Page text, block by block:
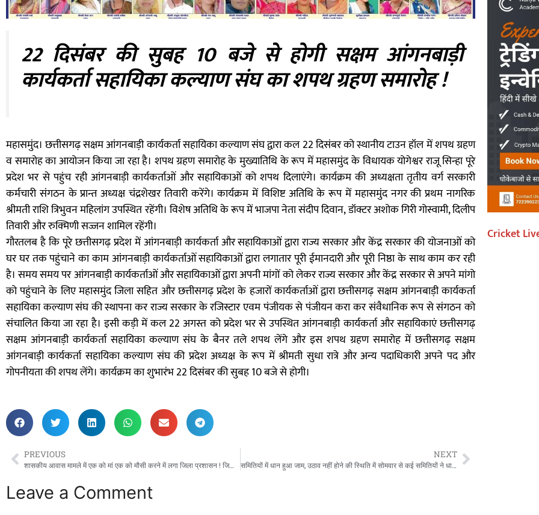
22 दिसंबर की सुबह 10 बजे से होगी सक्षम आंगनबाड़ी
कार्यकर्ता सहायिका कल्याण संघ का शपथ ग्रहण समारोह !
महासमुंद। छत्तीसगढ़ सक्षम आंगनबाड़ी कार्यकर्ता सहायिका कल्याण संघ द्वारा कल 22 दिसंबर को स्थानीय टाउन हॉल में शपथ ग्रहण
व समारोह का आयोजन किया जा रहा है। शपथ ग्रहण समारोह के मुख्यातिथि के रूप में महासमुंद के विधायक योगेश्वर राजू सिन्हा पूरे
प्रदेश भर से पहुंच रही आंगनबाड़ी कार्यकर्ताओं और सहायिकाओं को शपथ दिलाएंगे। कार्यक्रम की अध्यक्षता तृतीय वर्ग सरकारी
कर्मचारी संगठन के प्रान्त अध्यक्ष चंद्रशेखर तिवारी करेंगे। कार्यक्रम में विशिष्ट अतिथि के रूप में महासमुंद नगर की प्रथम नागरिक
श्रीमती राशि त्रिभुवन महिलांग उपस्थित रहेंगी। विशेष अतिथि के रूप में भाजपा नेता संदीप दिवान, डॉक्टर अशोक गिरी गोस्वामी, दिलीप
तिवारी और रुक्मिणी सज्जन शामिल रहेंगी।
गौरतलब है कि पूरे छत्तीसगढ़ प्रदेश में आंगनबाड़ी कार्यकर्ता और सहायिकाओं द्वारा राज्य सरकार और केंद्र सरकार की योजनाओं को
घर घर तक पहुंचाने का काम आंगनबाड़ी कार्यकर्ताओं सहायिकाओं द्वारा लगातार पूरी ईमानदारी और पूरी निष्ठा के साथ काम कर रही
है। समय समय पर आंगनबाड़ी कार्यकर्ताओं और सहायिकाओं द्वारा अपनी मांगों को लेकर राज्य सरकार और केंद्र सरकार से अपने मांगो
को पहुंचाने के लिए महासमुंद जिला सहित और छत्तीसगढ़ प्रदेश के हजारों कार्यकर्ताओं द्वारा छत्तीसगढ़ सक्षम आंगनबाड़ी कार्यकर्ता
सहायिका कल्याण संघ की स्थापना कर राज्य सरकार के रजिस्टार एवम पंजीयक से पंजीयन करा कर संवैधानिक रूप से संगठन को
संचालित किया जा रहा है। इसी कड़ी में कल 22 अगस्त को प्रदेश भर से उपस्थित आंगनबाड़ी कार्यकर्ता और सहायिकाएं छत्तीसगढ़
सक्षम आंगनबाड़ी कार्यकर्ता सहायिका कल्याण संघ के बैनर तले शपथ लेंगे और इस शपथ ग्रहण समारोह में छत्तीसगढ़ सक्षम
आंगनबाड़ी कार्यकर्ता सहायिका कल्याण संघ की प्रदेश अध्यक्ष के रूप में श्रीमती सुधा रात्रे और अन्य पदाधिकारी अपने पद और
गोपनीयता की शपथ लेंगे। कार्यक्रम का शुभारंभ 22 दिसंबर की सुबह 10 बजे से होगी।
PREVIOUS
शासकीय आवास मामले में एक को मां एक को मौसी करने में लगा जिला प्रशासन ! जिला प्रशासन द्वारा कुमारी मोनिका को नोटिस,,,,, बाकी को क्या संरक्षण? कुछ सरकारी मुलाजिमों के परिवार पर जिला प्रशासन के अधिकारी बरसा रहे हैं अनुकंपा !
NEXT
समितियों में धान हुआ जाम, उठाव नहीं होने की स्थिति में सोमवार से कई समितियों ने धान खरीदी होगी बंद
Leave a Comment
Cricket